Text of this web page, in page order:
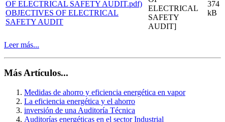
OBJECTIVES OF ELECTRICAL
SAFETY AUDIT
ELECTRICAL
SAFETY
AUDIT]
374
kB
Leer más...
Más Artículos...
Medidas de ahorro y eficiencia energética en vapor
La eficiencia energética y el ahorro
inversión de una Auditoría Técnica
Auditorías energéticas en el sector Industrial